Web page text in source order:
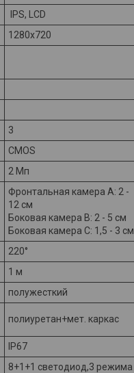
IPS, LCD
1280х720
3
CMOS
2 Мп
Фронтальная камера А: 2 -
12 см
Боковая камера B: 2 - 5 см
Боковая камера C: 1,5 - 3 см
220°
1 м
полужесткий
полиуретан+мет. каркас
IP67
8+1+1 светодиод,3 режима